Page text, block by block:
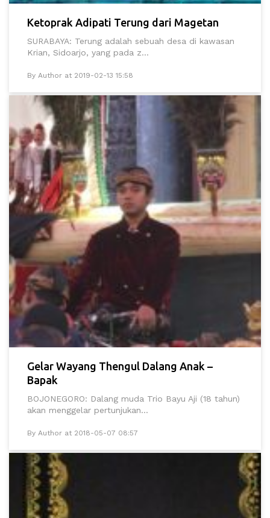
Ketoprak Adipati Terung dari Magetan
SURABAYA: Terung adalah sebuah desa di kawasan
Krian, Sidoarjo, yang pada z...
By Author at 2019-02-13 15:58
Gelar Wayang Thengul Dalang Anak –
Bapak
BOJONEGORO: Dalang muda Trio Bayu Aji (18 tahun)
akan menggelar pertunjukan...
By Author at 2018-05-07 08:57